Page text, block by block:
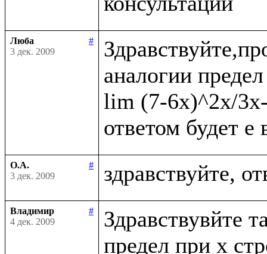
Люба
#
3 дек. 2009
аналогии
lim (7-6x)^2x/
О.А.
#
3 дек. 2009
Владимир
#
4 дек. 2009
Здравствувйте
предел при х